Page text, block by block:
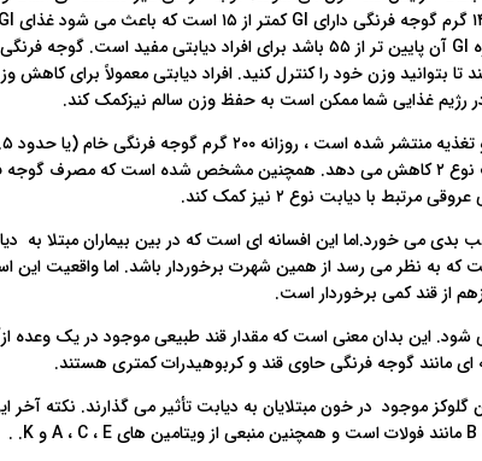
غذای عالی برای افراد دیابتی باشد. هر غذایی که نمره GI آن پایین تر از ۵۵ باشد برای افراد دیابتی مفید است. گوجه فرنگی
بتوانید وزن خود را کنترل کنید. افراد دیابتی معمولاً برای کاهش
غذایی شما ممکن است به حفظ وزن سالم نیزکمک کند.
فرنگی متوسط) فشار خون را در افراد مبتلا به دیابت نوع ۲ کاهش می دهد. همچنین مشخص شده است که مصرف
با دیابت نوع ۲ نیز کمک کند.
می خورد.اما این افسانه ای است که در بین بیماران مبتلا به
که به نظر می رسد از همین شهرت برخوردار باشد. اما واقعیت این
از قند کمی برخوردار است.
این بدان معنی است که مقدار قند طبیعی موجود در یک وعده
مانند گوجه فرنگی حاوی قند و کربوهیدرات کمتری هستند.
گلوکز موجود در خون مبتلایان به دیابت تأثیر می گذارند. نکته آخر